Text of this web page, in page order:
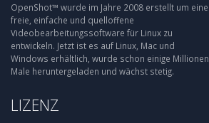
OpenShot™ wurde im Jahre 2008 erstellt um eine
freie, einfache und quelloffene
Videobearbeitungssoftware für Linux zu
entwickeln. Jetzt ist es auf Linux, Mac und
Windows erhältlich, wurde schon einige Millionen
Male heruntergeladen und wächst stetig.
LIZENZ